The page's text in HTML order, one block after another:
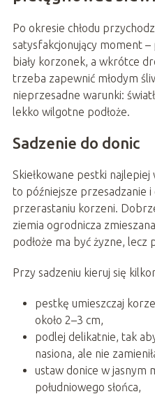
Po okresie chłodu
satysfakcjonujący moment –
biały korzonek, a wkrótce
trzeba zapewnić młodym
nieprzesadne warunki:
lekko wilgotne podłoże.
Sadzenie do donic
Skiełkowane pestki najlepiej
to późniejsze przesadzanie
przerastaniu korzeni.
ziemia ogrodnicza
podłoże ma być żyzne, lecz
Przy sadzeniu kieruj się
pestkę umieszczaj
około 2–3 cm,
podlej delikatnie, tak
nasiona, ale nie
ustaw donice w jasnym
południowego słońca,